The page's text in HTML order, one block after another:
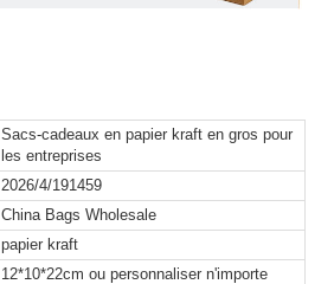
Sacs-cadeaux en papier kraft en gros pour
les entreprises
2026/4/191459
China Bags Wholesale
papier kraft
12*10*22cm ou personnaliser n'importe